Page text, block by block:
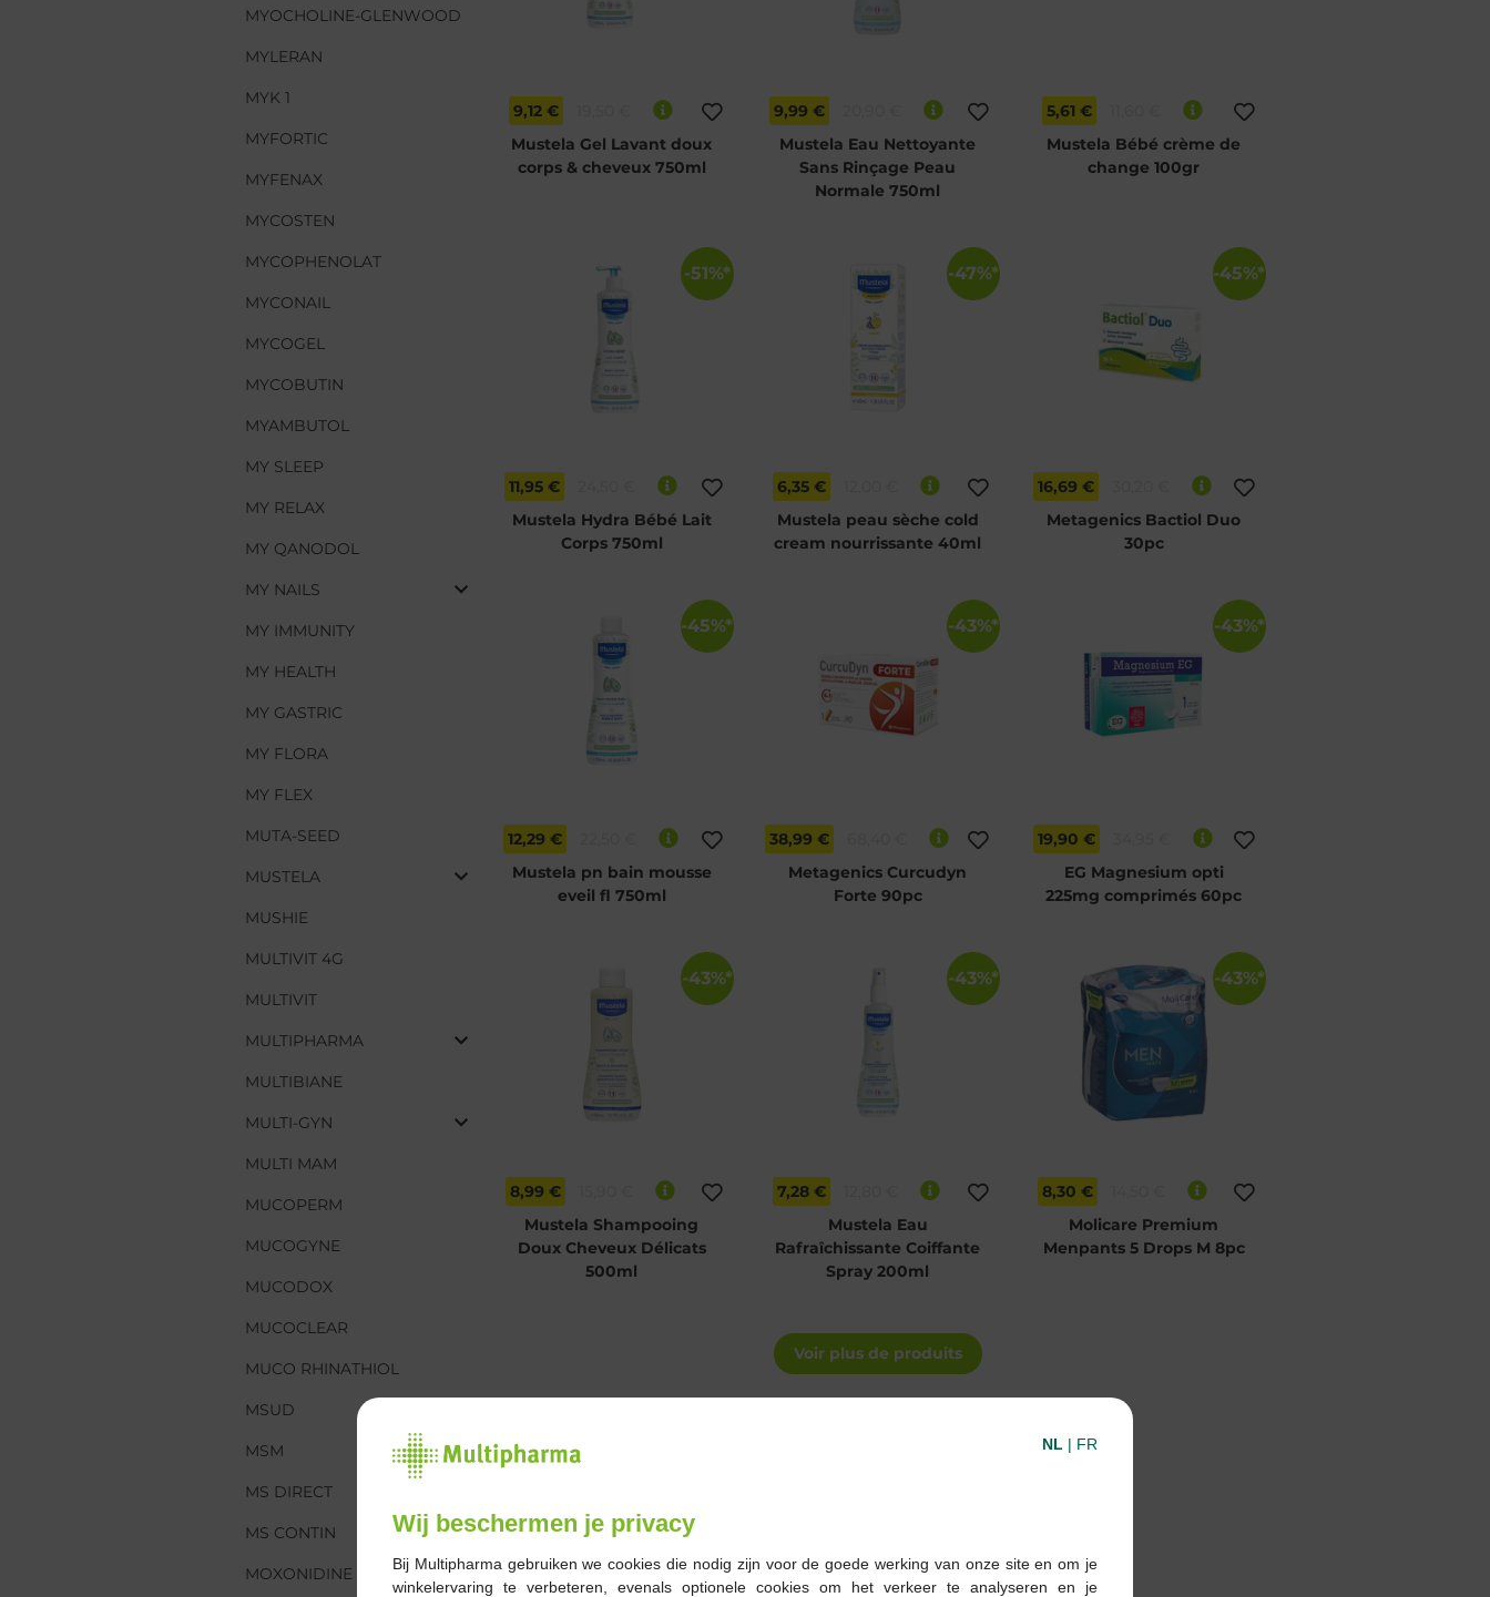
MYOCHOLINE-GLENWOOD MYOCHOLINE-GLENWOOD
MYLERAN
MYK 1
MYFORTIC
MYFENAX
MYCOSTEN
MYCOPHENOLATMYCOPHENOLAT
MYCONAIL
MYCOGEL
MYCOBUTIN
MYAMBUTOL
MY SLEEP
MY RELAX
MY QANODOL
MY NAILS
MY IMMUNITYMY IMMUNITY
MY HEALTH
MY GASTRIC
MY FLORA
MY FLEX
MUTA-SEED
MUSTELA
MUSHIE
MULTIVIT 4G
MULTIVITMULTIVIT
MULTIPHARMA MULTIPHARMA
MULTIBIANE
MULTI-GYN
MULTI MAM
MUCOPERM
MUCOGYNE
MUCODOX
MUCOCLEAR
MUCO RHINATHIOL
MSUD
MSM
MS DIRECTMS DIRECT
MS CONTIN MS CONTIN
MOXONIDINE MOXONIDINE
9,12 €
Mustela Gel Lavant doux
corps & cheveux 750ml
9,99 €
Mustela Eau Nettoyante
Sans Rinçage Peau
Normale 750ml
5,61 €
Mustela Bébé crème de
change 100gr
-51%*
11,95 €
Mustela Hydra Bébé Lait
Corps 750ml
-47%*
6,35 €
Mustela peau sèche cold
cream nourrissante 40ml
-45%*
16,69 €
Metagenics Bactiol Duo
30pc
-45%*
12,29 €
Mustela pn bain mousse
eveil fl 750ml
-43%*
38,99 €
Metagenics Curcudyn
Forte 90pc
-43%*
19,90 €
EG Magnesium opti
225mg comprimés 60pc
-43%*
8,99 €
Mustela Shampooing
Doux Cheveux Délicats
500ml
-43%*
7,28 €
Mustela Eau
Rafraîchissante Coiffante
Spray 200ml
-43%*
8,30 €
Molicare Premium
Menpants 5 Drops M 8pc
Voir plus de produits
NL | FR
Wij beschermen je privacy
Bij Multipharma gebruiken we cookies die nodig zijn voor de goede werking van onze site en om je
winkelervaring te verbeteren, evenals optionele cookies om het verkeer te analyseren en je